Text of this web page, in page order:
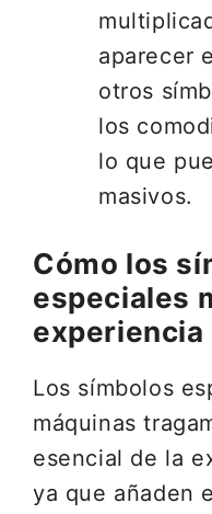
aparecer
otros
los
lo que
masivos.
Cómo los
especiales
experiencia
Los símbolos
máquinas
esencial de la
ya que añaden